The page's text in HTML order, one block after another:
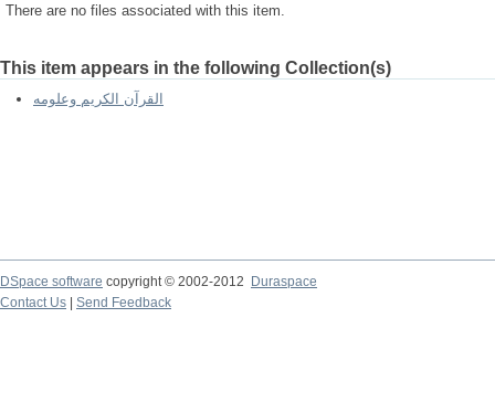
There are no files associated with this item.
This item appears in the following Collection(s)
القرآن الكريم وعلومه
DSpace software copyright © 2002-2012
Duraspace
Contact Us
Send Feedback